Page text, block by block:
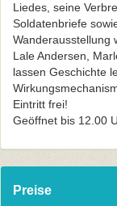
Liedes, seine
Soldatenbriefe
Wanderausstellung
Lale Andersen,
lassen Geschichte
Eintritt frei!
Geöffnet bis 12.00
Preise